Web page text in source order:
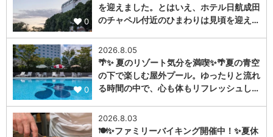
0
を迎えました。とはいえ、ホテル日航成田
のチャペル付近のひまわりは見頃を迎え…
0
2026.8.05
🌴✨ 夏のリゾート気分を満喫✨🌴夏の青空
の下で楽しむ屋外プール。ゆったりと流れ
る時間の中で、心も体もリフレッシュし…
2026.8.03
🍽️✨ファミリーバイキング開催中！✨夏休